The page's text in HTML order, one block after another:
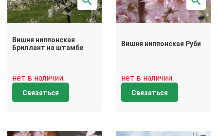
Вишня ниппонская
Бриллант на штамбе
нет в наличии
Связаться
Вишня ниппонская Руби
нет в наличии
Связаться